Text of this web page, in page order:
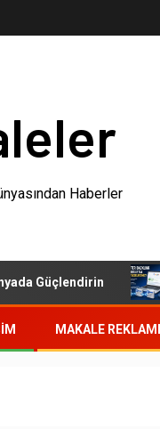
Haberler
Güçlendirin
MAKALE